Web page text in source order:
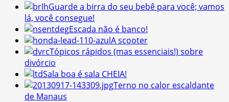
Guarde a birra do seu bebê para você; vamos
lá, você consegue!
Escada não é banco!
A scooter
Tópicos rápidos (mas essenciais!) sobre
divórcio
Sala boa é sala CHEIA!
Terno no calor escaldante
de Manaus